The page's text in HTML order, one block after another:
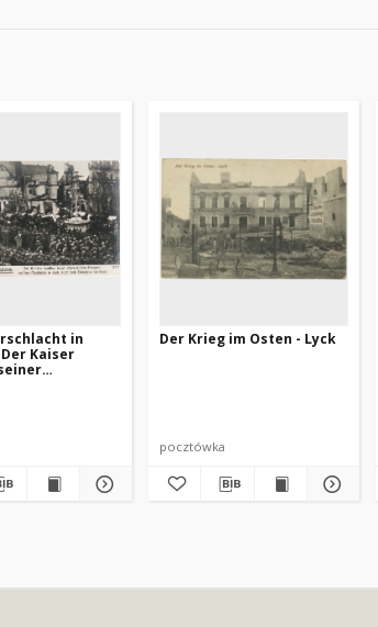
in
Kaiser
Der Krieg im Osten - Lyck
pocztówka